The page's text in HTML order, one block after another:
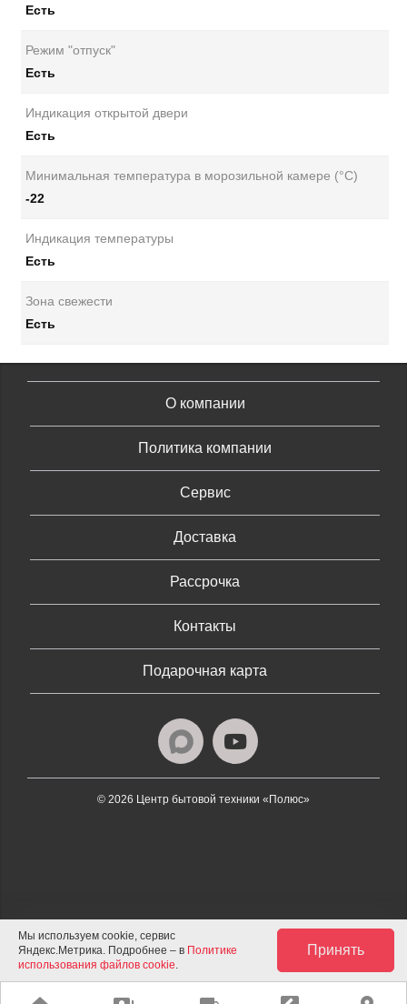
Есть
Режим "отпуск"
Есть
Индикация открытой двери
Есть
Минимальная температура в морозильной камере (°С)
-22
Индикация температуры
Есть
Зона свежести
Есть
О компании
Политика компании
Сервис
Доставка
Рассрочка
Контакты
Подарочная карта
© 2026 Центр бытовой техники «Полюс»
Мы используем cookie, сервис
Яндекс.Метрика. Подробнее – в Политике
использования файлов cookie.
Принять